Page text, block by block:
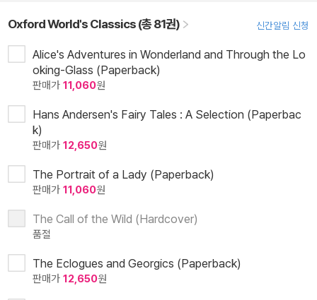
Oxford World's Classics (총 81권) 신간알림 신청
Alice's Adventures in Wonderland and Through the Lo
oking-Glass (Paperback)
판매가 11,060원
Hans Andersen's Fairy Tales : A Selection (Paperbac
k)
판매가 12,650원
The Portrait of a Lady (Paperback)
판매가 11,060원
The Call of the Wild (Hardcover)
품절
The Eclogues and Georgics (Paperback)
판매가 12,650원